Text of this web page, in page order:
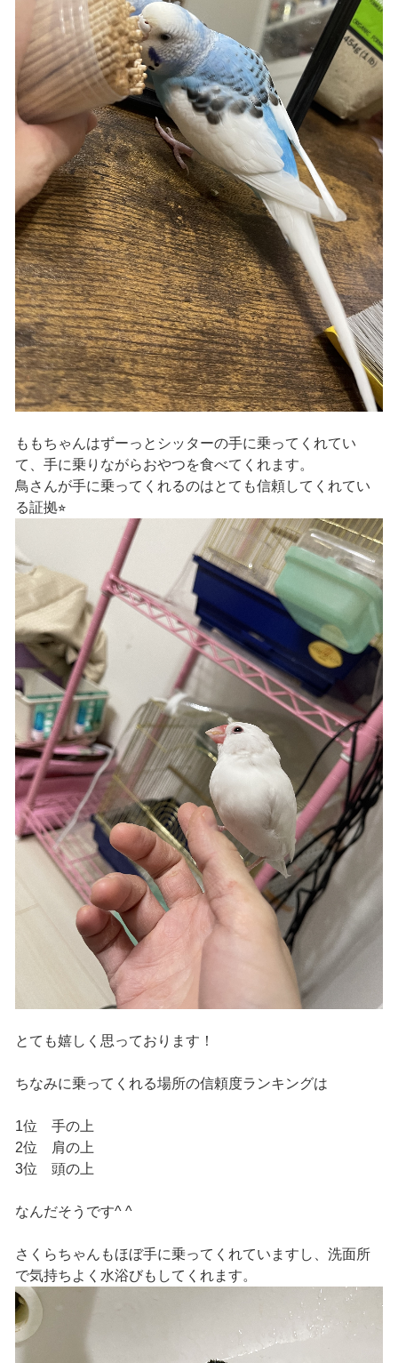
ももちゃんはずーっとシッターの手に乗ってくれてい
て、手に乗りながらおやつを食べてくれます。
鳥さんが手に乗ってくれるのはとても信頼してくれてい
る証拠⭐︎
とても嬉しく思っております！
ちなみに乗ってくれる場所の信頼度ランキングは
1位 手の上
2位 肩の上
3位 頭の上
なんだそうです^ ^
さくらちゃんもほぼ手に乗ってくれていますし、洗面所
で気持ちよく水浴びもしてくれます。